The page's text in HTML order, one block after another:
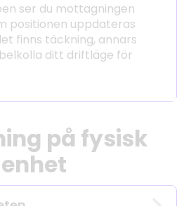
ser du mottagningen
positionen uppdateras
finns täckning, annars
ditt driftläge för
på fysisk
enhet